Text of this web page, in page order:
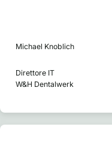
Michael Knoblich
Direttore IT
W&H Dentalwerk